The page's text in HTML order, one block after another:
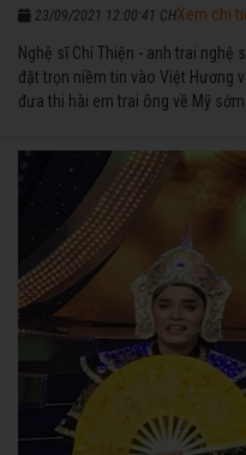
23/09/2021 12:00:41 CH
Nghệ sĩ Chí Thiện - anh trai nghệ
đặt trọn niềm tin vào Việt Hương
đưa thi hài em trai ông về Mỹ
Xem chi